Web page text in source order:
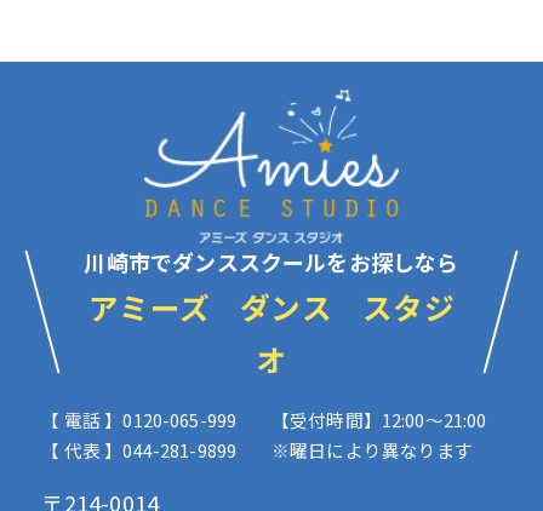
川崎市でダンススクールをお探しなら
アミーズ ダンス スタジ
オ
【 電話 】0120-065-999
【 代表 】044-281-9899
【受付時間】12:00〜21:00
※曜日により異なります
〒214-0014